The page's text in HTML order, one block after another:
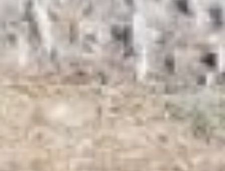
осень. Подмечено, что многие
виды, высаженные под зиму,
приживаются лучше. В этом году
упор делают на хвойные породы
и цветущие деревья.
– В этом году у нас заготовлены
саженцы абрикосов, груши,
яблони, боярышника, липы, дуба,
ясеня, серебристого тополя,
рябины, клена Гиннала,
пузыреплодника и сирени. Из
рассказала и.о. начальника
предприятия Зоя Русина.
горзеленстрой сайт
Кстати, все саженцы, которые